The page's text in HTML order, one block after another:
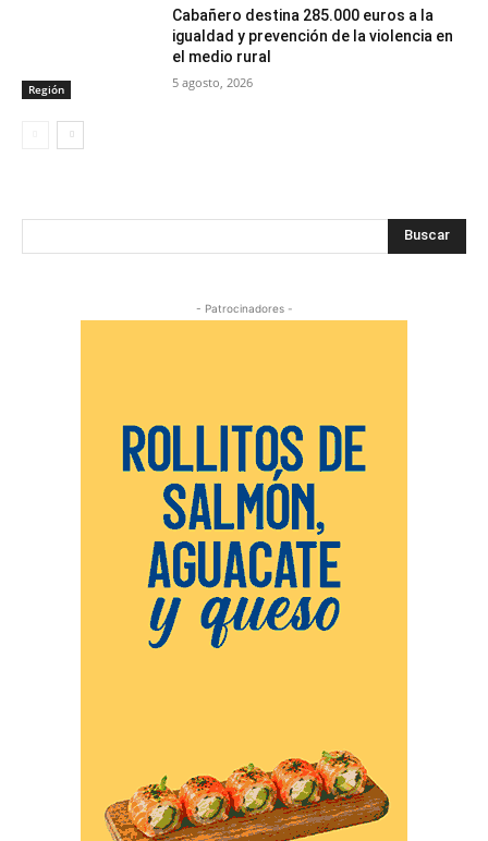
Región
Cabañero destina 285.000 euros a la
igualdad y prevención de la violencia en
el medio rural
5 agosto, 2026
Buscar
- Patrocinadores -